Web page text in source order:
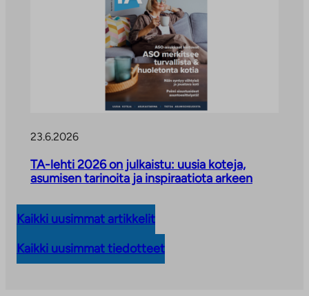
23.6.2026
TA-lehti 2026 on julkaistu: uusia koteja,
asumisen tarinoita ja inspiraatiota arkeen
Kaikki uusimmat artikkelit
Kaikki uusimmat tiedotteet